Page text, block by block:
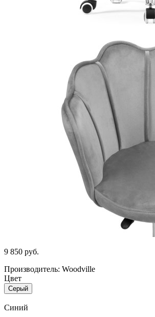
9 850 руб.
Производитель: Woodville
Цвет
Серый
Синий